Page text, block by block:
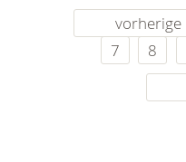
vorherige
7
8